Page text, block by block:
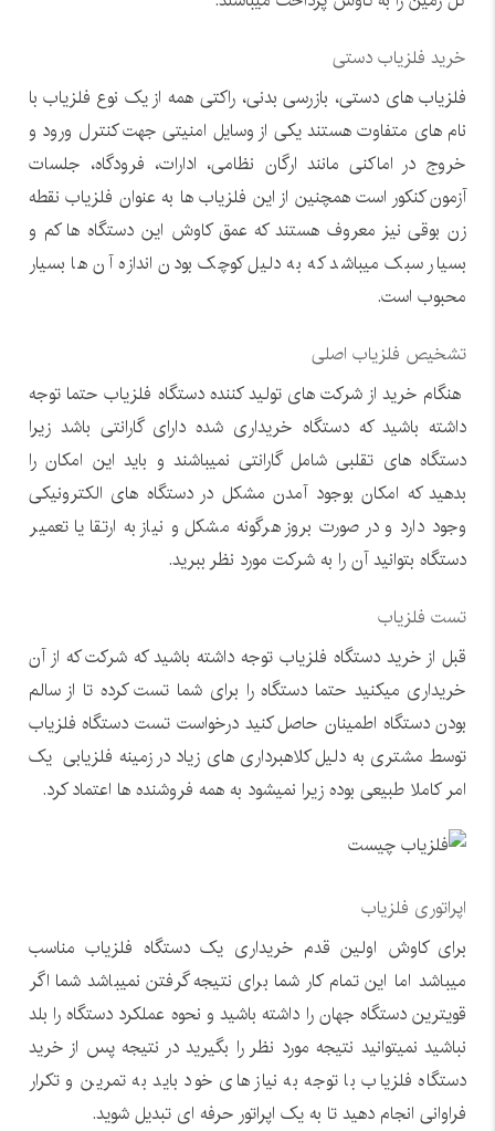
خرید فلزیاب دستی
فلزیاب های دستی، بازرسی بدنی، راکتی همه از یک نوع فلزیاب با
نام های متفاوت هستند یکی از وسایل امنیتی جهت کنترل ورود و
خروج در اماکنی مانند ارگان نظامی، ادارات، فرودگاه، جلسات
آزمون کنکور است همچنین از این فلزیاب ها به عنوان فلزیاب نقطه
زن بوقی نیز معروف هستند که عمق کاوش این دستگاه ها کم و
بسیار سبک میباشد که به دلیل کوچک بودن اندازه آن ها بسیار
محبوب است.
تشخیص فلزیاب اصلی
هنگام خرید از شرکت های تولید کننده دستگاه فلزیاب حتما توجه
داشته باشید که دستگاه خریداری شده دارای گارانتی باشد زیرا
دستگاه های تقلبی شامل گارانتی نمیباشند و باید این امکان را
بدهید که امکان بوجود آمدن مشکل در دستگاه های الکترونیکی
وجود دارد و در صورت بروز هرگونه مشکل و نیاز به ارتقا یا تعمیر
دستگاه بتوانید آن را به شرکت مورد نظر ببرید.
تست فلزیاب
قبل از خرید دستگاه فلزیاب توجه داشته باشید که شرکت که از آن
خریداری میکنید حتما دستگاه را برای شما تست کرده تا از سالم
بودن دستگاه اطمینان حاصل کنید درخواست تست دستگاه فلزیاب
توسط مشتری به دلیل کلاهبرداری های زیاد در زمینه فلزیابی یک
امر کاملا طبیعی بوده زیرا نمیشود به همه فروشنده ها اعتماد کرد.
اپراتوری فلزیاب
برای کاوش اولین قدم خریداری یک دستگاه فلزیاب مناسب
میباشد اما این تمام کار شما برای نتیجه گرفتن نمیباشد شما اگر
قویترین دستگاه جهان را داشته باشید و نحوه عملکرد دستگاه را بلد
نباشید نمیتوانید نتیجه مورد نظر را بگیرید در نتیجه پس از خرید
دستگاه فلزیاب با توجه به نیاز های خود باید به تمرین و تکرار
فراوانی انجام دهید تا به یک اپراتور حرفه ای تبدیل شوید.